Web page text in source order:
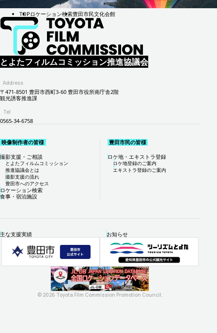
TOP ロケーション検索豊田市民文化会館
とよたフィルムコミッション推進協議会
Address
〒471-8501 豊田市西町3-60 豊田市役所南庁舎2階
観光誘客推進課
Tel
0565-34-6758
© 2026 Toyota Film Commission Promotion Council.
映像制作者の皆様
撮影支援・ご相談
とよたフィルムコミッション
推進協議会とは
撮影支援の流れ
豊田市へのアクセス
ロケーション検索
食事・宿泊施設
豊田市民の皆様
ロケ地・エキストラ登録
ロケ地登録のご案内
エキストラ登録のご案内
主な支援実績 お知らせ